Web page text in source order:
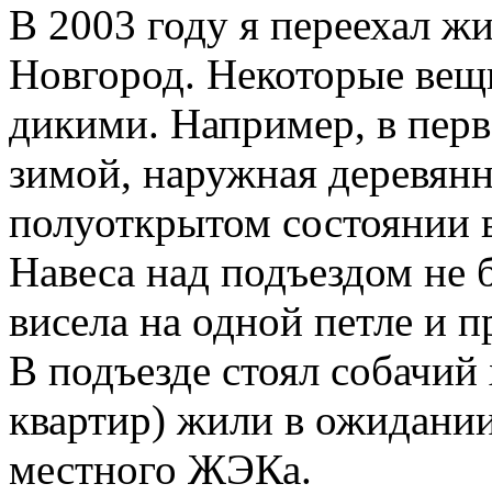
В 2003 году я переехал
Новгород. Некоторые
дикими. Например, в
зимой, наружная
полуоткрытом состоянии
Навеса над подъездом не
висела на одной петле и
В подъезде стоял
квартир) жили в
местного ЖЭКа.